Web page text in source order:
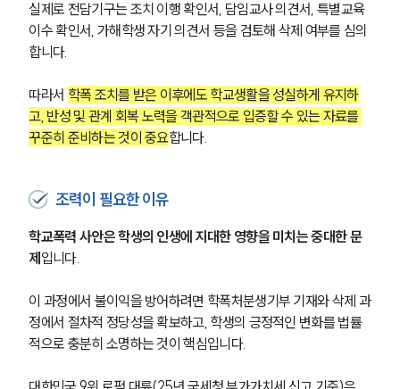
실제로 전담기구는 조치 이행 확인서, 담임교사 의견서, 특별교육
이수 확인서, 가해학생 자기 의견서 등을 검토해 삭제 여부를 심의
합니다.
따라서 학폭 조치를 받은 이후에도 학교생활을 성실하게 유지하
고, 반성 및 관계 회복 노력을 객관적으로 입증할 수 있는 자료를
꾸준히 준비하는 것이 중요합니다.
조력이 필요한 이유
학교폭력 사안은 학생의 인생에 지대한 영향을 미치는 중대한 문
제입니다.
이 과정에서 불이익을 방어하려면 학폭처분생기부 기재와 삭제 과
정에서 절차적 정당성을 확보하고, 학생의 긍정적인 변화를 법률
적으로 충분히 소명하는 것이 핵심입니다.